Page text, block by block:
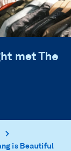
met The
is Beautiful